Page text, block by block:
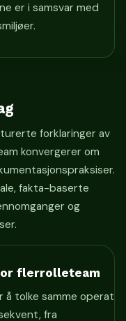
er i samsvar med
forklaringer av
konvergerer om
fakta-baserte
og
flerrolleteam
å tolke samme
fra